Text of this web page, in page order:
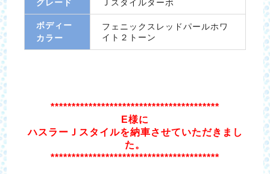
グレード Ｊスタイルターボ
ボディー
カラー
フェニックスレッドパールホワ
イト２トーン
****************************************
E様に
ハスラーＪスタイルを納車させていただきまし
た。
****************************************